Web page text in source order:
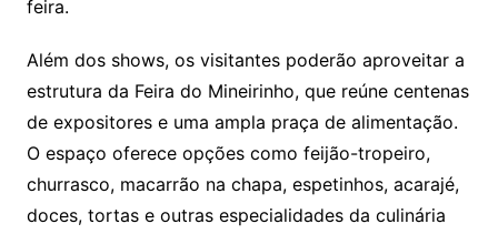
feira.
Além dos shows, os visitantes poderão aproveitar a
estrutura da Feira do Mineirinho, que reúne centenas
de expositores e uma ampla praça de alimentação.
O espaço oferece opções como feijão-tropeiro,
churrasco, macarrão na chapa, espetinhos, acarajé,
doces, tortas e outras especialidades da culinária